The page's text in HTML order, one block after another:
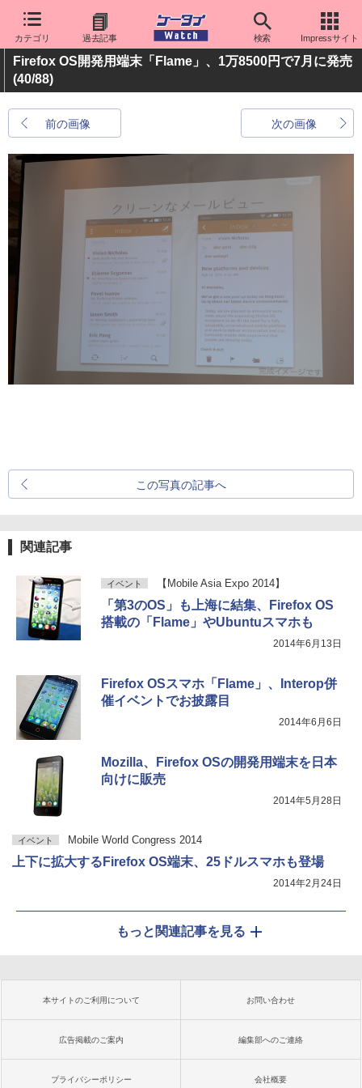
カテゴリ 過去記事 検索 Impressサイト
Firefox OS開発用端末「Flame」、1万8500円で7月に発売
(40/88)
前の画像 次の画像
この写真の記事へ
関連記事
イベント 【Mobile Asia Expo 2014】
「第3のOS」も上海に結集、Firefox OS
搭載の「Flame」やUbuntuスマホも
2014年6月13日
Firefox OSスマホ「Flame」、Interop併
催イベントでお披露目
2014年6月6日
Mozilla、Firefox OSの開発用端末を日本
向けに販売
2014年5月28日
イベント Mobile World Congress 2014
上下に拡大するFirefox OS端末、25ドルスマホも登場
2014年2月24日
もっと関連記事を見る
本サイトのご利用について お問い合わせ
広告掲載のご案内 編集部へのご連絡
プライバシーポリシー 会社概要